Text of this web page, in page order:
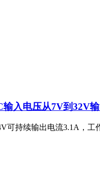
入电压从7V到32V
可持续输出电流3.1A，